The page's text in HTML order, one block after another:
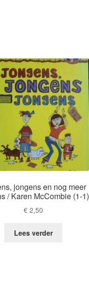
jongens en nog meer
/ Karen McCombie (1-1)
€2,50
Lees verder